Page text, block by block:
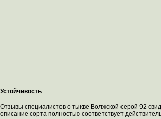
Устойчивость
Отзывы специалистов о тыкве Волжской серой 92
описание сорта полностью соответствует